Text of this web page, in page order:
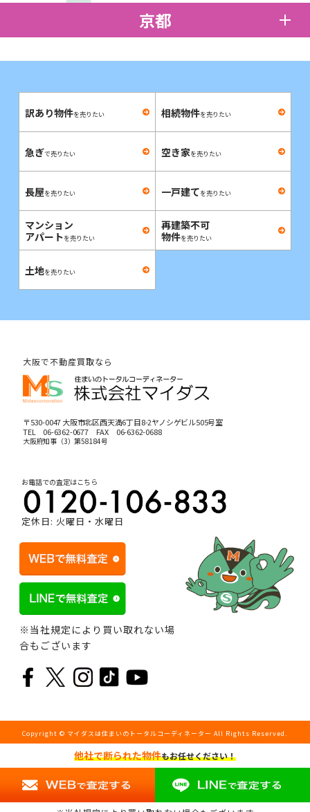
京都
訳あり物件を売りたい 相続物件を売りたい
急ぎで売りたい 空き家を売りたい
長屋を売りたい 一戸建てを売りたい
マンション
アパートを売りたい
再建築不可
物件を売りたい
土地を売りたい
他社で断られた物件もお任せください！
大阪で不動産買取なら
〒530-0047 大阪市北区西天満6丁目8-2ヤノシゲビル505号室
TEL 06-6362-0677FAX 06-6362-0688
大阪府知事（3）第58184号
お電話での査定はこちら
定休日: 火曜日・水曜日
※当社規定により買い取れない場
合もございます
Copyright © マイダスは住まいのトータルコーディネーター All Rights Reserved.